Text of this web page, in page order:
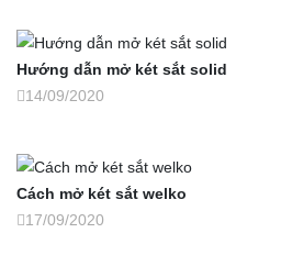
Hướng dẫn mở két sắt solid
14/09/2020
Cách mở két sắt welko
17/09/2020